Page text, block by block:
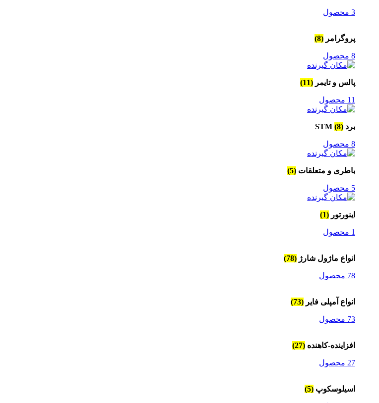
3 محصول
پروگرامر (8)
8 محصول
پالس و تایمر (11)
11 محصول
برد STM (8)
8 محصول
باطری و متعلقات (5)
5 محصول
اینورتور (1)
1 محصول
انواع ماژول شارژ (78)
78 محصول
انواع آمپلی فایر (73)
73 محصول
افزاینده-کاهنده (27)
27 محصول
اسیلوسکوپ (5)